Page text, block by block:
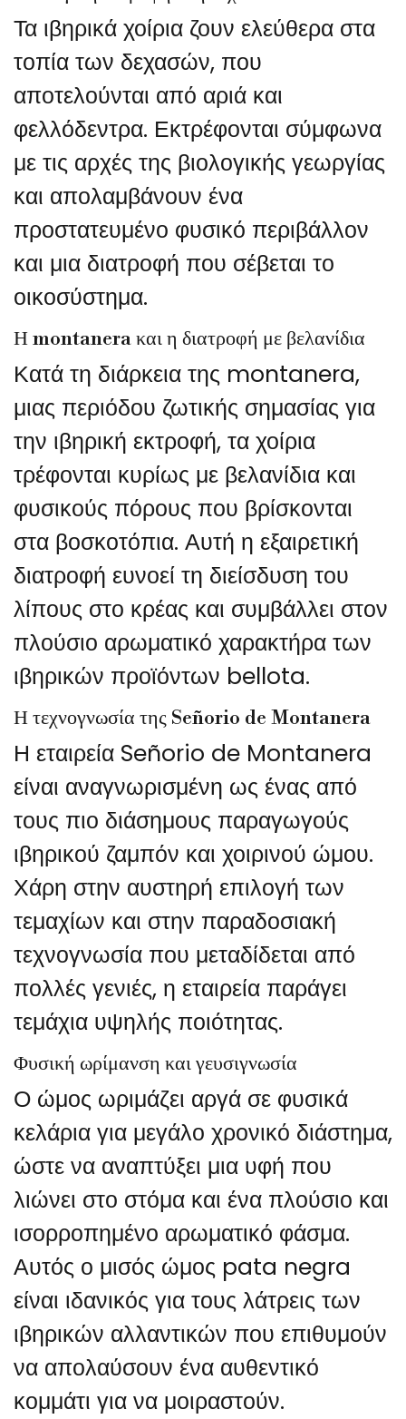
Τα ιβηρικά χοίρια ζουν ελεύθερα στα
τοπία των δεχασών, που
αποτελούνται από αριά και
φελλόδεντρα. Εκτρέφονται σύμφωνα
με τις αρχές της βιολογικής γεωργίας
και απολαμβάνουν ένα
προστατευμένο φυσικό περιβάλλον
και μια διατροφή που σέβεται το
οικοσύστημα.
Η montanera και η διατροφή με βελανίδια
Κατά τη διάρκεια της montanera,
μιας περιόδου ζωτικής σημασίας για
την ιβηρική εκτροφή, τα χοίρια
τρέφονται κυρίως με βελανίδια και
φυσικούς πόρους που βρίσκονται
στα βοσκοτόπια. Αυτή η εξαιρετική
διατροφή ευνοεί τη διείσδυση του
λίπους στο κρέας και συμβάλλει στον
πλούσιο αρωματικό χαρακτήρα των
ιβηρικών προϊόντων bellota.
Η τεχνογνωσία της Señorio de Montanera
Η εταιρεία Señorio de Montanera
είναι αναγνωρισμένη ως ένας από
τους πιο διάσημους παραγωγούς
ιβηρικού ζαμπόν και χοιρινού ώμου.
Χάρη στην αυστηρή επιλογή των
τεμαχίων και στην παραδοσιακή
τεχνογνωσία που μεταδίδεται από
πολλές γενιές, η εταιρεία παράγει
τεμάχια υψηλής ποιότητας.
Φυσική ωρίμανση και γευσιγνωσία
Ο ώμος ωριμάζει αργά σε φυσικά
κελάρια για μεγάλο χρονικό διάστημα,
ώστε να αναπτύξει μια υφή που
λιώνει στο στόμα και ένα πλούσιο και
ισορροπημένο αρωματικό φάσμα.
Αυτός ο μισός ώμος pata negra
είναι ιδανικός για τους λάτρεις των
ιβηρικών αλλαντικών που επιθυμούν
να απολαύσουν ένα αυθεντικό
κομμάτι για να μοιραστούν.